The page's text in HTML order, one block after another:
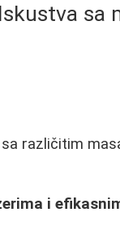
sa
različitim
i